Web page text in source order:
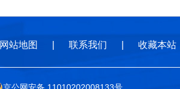
网站地图 联系我们 收藏本站